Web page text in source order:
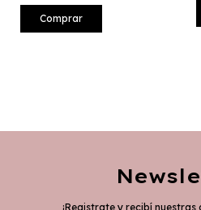
Comprar
¡Registrate y recibí